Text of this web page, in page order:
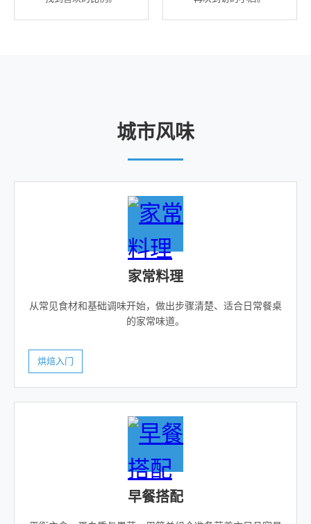
城市风味
家常料理
从常见食材和基础调味开始，做出步骤清楚、适合日常餐桌
的家常味道。
烘焙入门
早餐搭配